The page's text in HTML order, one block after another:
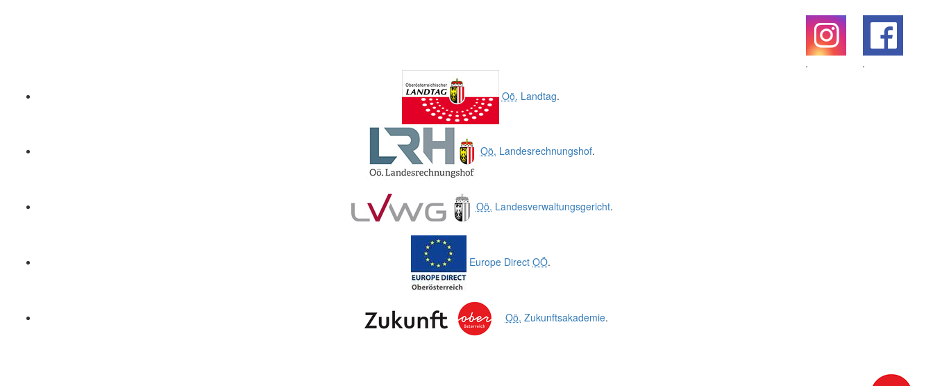
.
.
Oö. Landtag.
Oö. Landesrechnungshof.
Oö. Landesverwaltungsgericht.
Europe Direct OÖ.
Oö. Zukunftsakademie.